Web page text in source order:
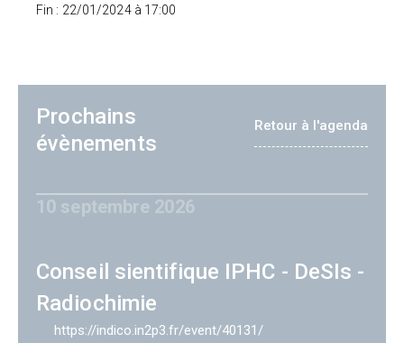
Fin : 22/01/2024 à 17:00
Prochains
évènements
Retour à l'agenda
10 septembre 2026
Conseil sientifique IPHC - DeSIs -
Radiochimie
https://indico.in2p3.fr/event/40131/